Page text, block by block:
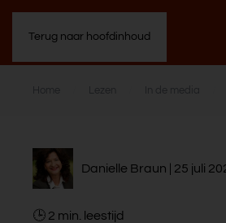
Terug naar hoofdinhoud
Home Lezen In de media
Danielle Braun | 25 juli
2 min.